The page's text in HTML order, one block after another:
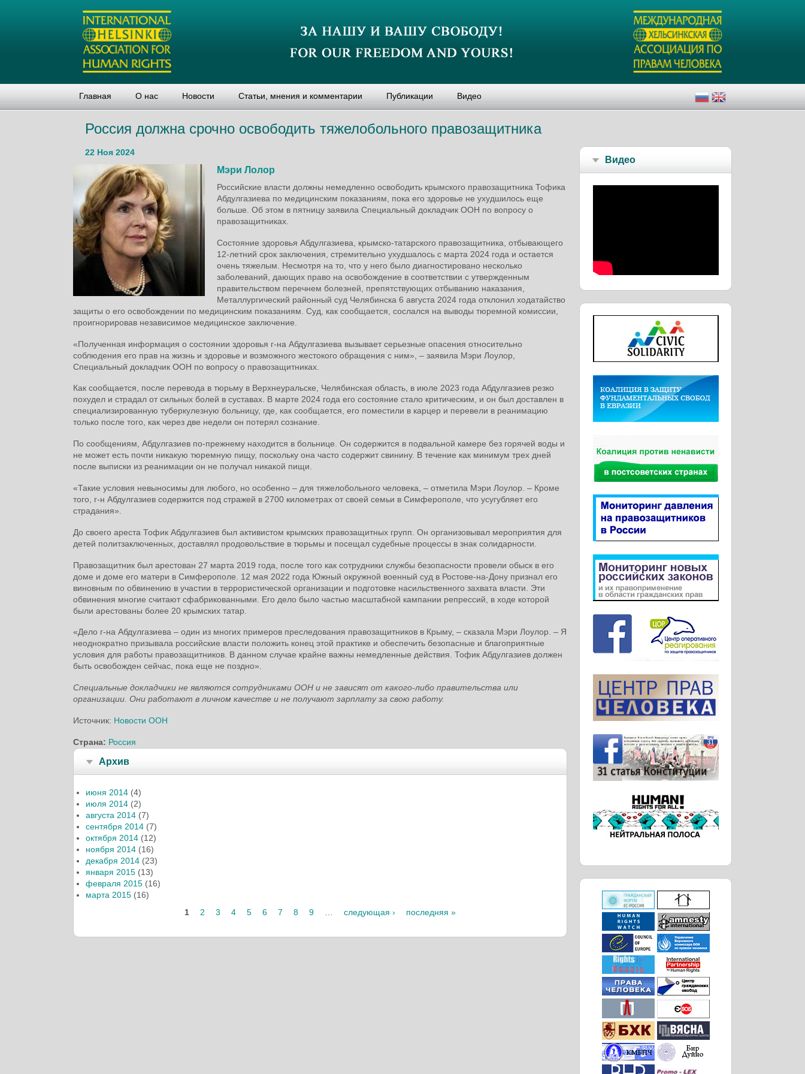
Главная О нас Новости Статьи, мнения и комментарии Публикации Видео
Россия должна срочно освободить тяжелобольного правозащитника
22 Ноя 2024
Мэри Лолор
Российские власти должны немедленно освободить крымского правозащитника Тофика
Абдулгазиева по медицинским показаниям, пока его здоровье не ухудшилось еще
больше. Об этом в пятницу заявила Специальный докладчик ООН по вопросу о
правозащитниках.
Состояние здоровья Абдулгазиева, крымско-татарского правозащитника, отбывающего
12-летний срок заключения, стремительно ухудшалось с марта 2024 года и остается
очень тяжелым. Несмотря на то, что у него было диагностировано несколько
заболеваний, дающих право на освобождение в соответствии с утвержденным
правительством перечнем болезней, препятствующих отбыванию наказания,
Металлургический районный суд Челябинска 6 августа 2024 года отклонил ходатайство
защиты о его освобождении по медицинским показаниям. Суд, как сообщается, сослался на выводы тюремной комиссии,
проигнорировав независимое медицинское заключение.
«Полученная информация о состоянии здоровья г-на Абдулгазиева вызывает серьезные опасения относительно
соблюдения его прав на жизнь и здоровье и возможного жестокого обращения с ним», – заявила Мэри Лоулор,
Cпециальный докладчик ООН по вопросу о правозащитниках.
Как сообщается, после перевода в тюрьму в Верхнеуральске, Челябинская область, в июле 2023 года Абдулгазиев резко
похудел и страдал от сильных болей в суставах. В марте 2024 года его состояние стало критическим, и он был доставлен в
специализированную туберкулезную больницу, где, как сообщается, его поместили в карцер и перевели в реанимацию
только после того, как через две недели он потерял сознание.
По сообщениям, Абдулгазиев по-прежнему находится в больнице. Он содержится в подвальной камере без горячей воды и
не может есть почти никакую тюремную пищу, поскольку она часто содержит свинину. В течение как минимум трех дней
после выписки из реанимации он не получал никакой пищи.
«Такие условия невыносимы для любого, но особенно – для тяжелобольного человека, – отметила Мэри Лоулор. – Кроме
того, г-н Абдулгазиев содержится под стражей в 2700 километрах от своей семьи в Симферополе, что усугубляет его
страдания».
До своего ареста Тофик Абдулгазиев был активистом крымских правозащитных групп. Он организовывал мероприятия для
детей политзаключенных, доставлял продовольствие в тюрьмы и посещал судебные процессы в знак солидарности.
Правозащитник был арестован 27 марта 2019 года, после того как сотрудники службы безопасности провели обыск в его
доме и доме его матери в Симферополе. 12 мая 2022 года Южный окружной военный суд в Ростове-на-Дону признал его
виновным по обвинению в участии в террористической организации и подготовке насильственного захвата власти. Эти
обвинения многие считают сфабрикованными. Его дело было частью масштабной кампании репрессий, в ходе которой
были арестованы более 20 крымских татар.
«Дело г-на Абдулгазиева – один из многих примеров преследования правозащитников в Крыму, – сказала Мэри Лоулор. – Я
неоднократно призывала российские власти положить конец этой практике и обеспечить безопасные и благоприятные
условия для работы правозащитников. В данном случае крайне важны немедленные действия. Тофик Абдулгазиев должен
быть освобожден сейчас, пока еще не поздно».
Специальные докладчики не являются сотрудниками ООН и не зависят от какого-либо правительства или
организации. Они работают в личном качестве и не получают зарплату за свою работу.
Источник: Новости ООН
Страна: Россия
Архив
июня 2014 (4)
июля 2014 (2)
августа 2014 (7)
сентября 2014 (7)
октября 2014 (12)
ноября 2014 (16)
декабря 2014 (23)
января 2015 (13)
февраля 2015 (16)
марта 2015 (16)
1 2 3 4 5 6 7 8 9 … следующая › последняя »
Видео